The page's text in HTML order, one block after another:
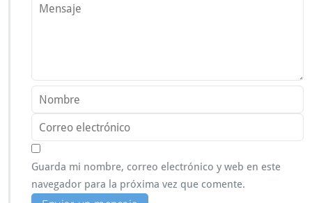
Guarda mi nombre, correo electrónico y web en este
navegador para la próxima vez que comente.